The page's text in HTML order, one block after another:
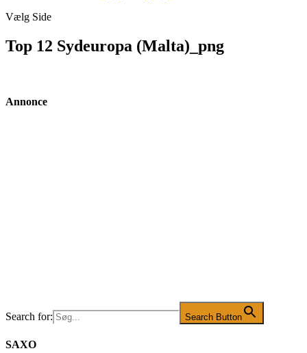
Vælg Side
Top 12 Sydeuropa (Malta)_png
Annonce
Search for: Search Button
SAXO